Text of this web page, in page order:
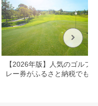
【2026年版】人気のゴルフ
レー券がふるさと納税でもら